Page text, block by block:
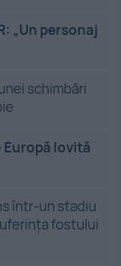
„Un personaj
schimbări
Europă lovită
într-un stadiu
fostului